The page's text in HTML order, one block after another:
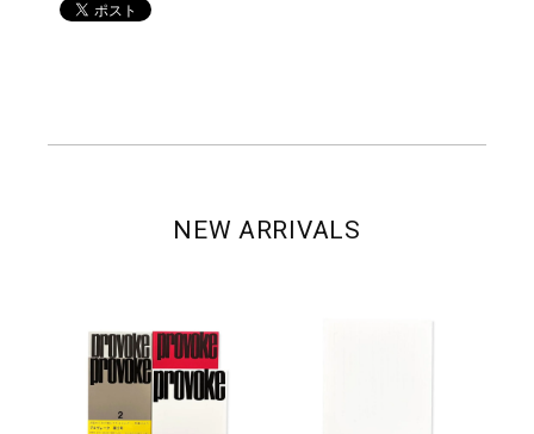
NEW ARRIVALS